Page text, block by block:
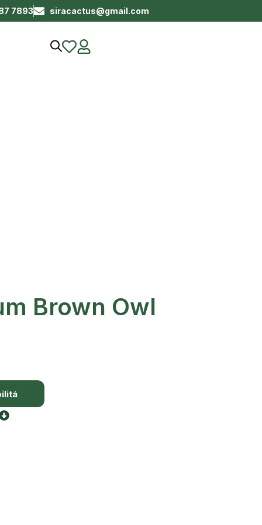
7893 siracactus@gmail.com
Brown Owl